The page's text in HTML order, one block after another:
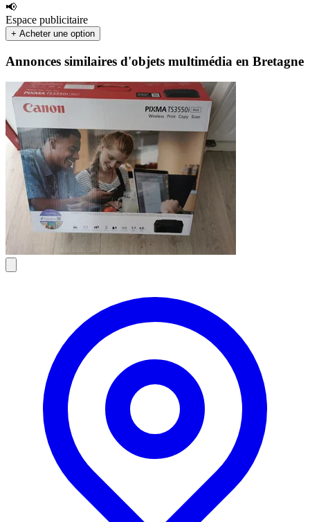
📢
Espace publicitaire
+ Acheter une option
Annonces similaires d'objets multimédia en Bretagne